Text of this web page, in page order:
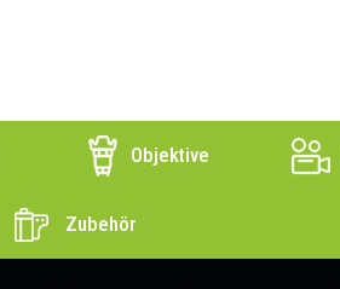
Objektive
Zubehör